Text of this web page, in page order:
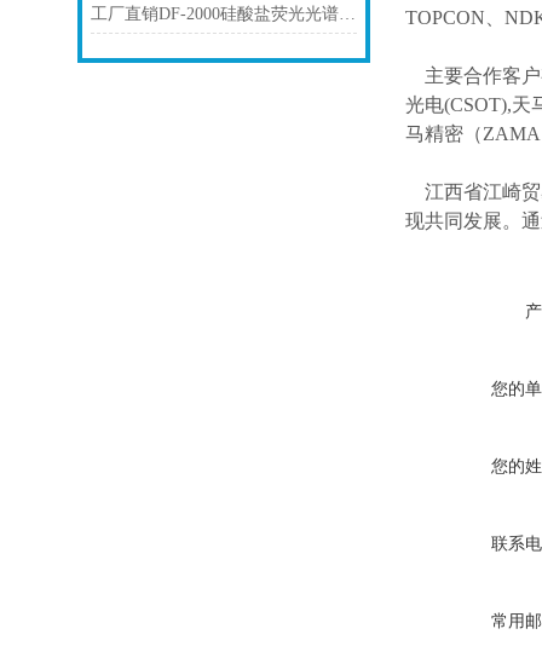
工厂直销DF-2000硅酸盐荧光光谱仪技术参数
TOPCON、
主要合作客
光电(CSOT),天
马精密（
江西省江崎
现共同发展。
您的
您的
联系
常用